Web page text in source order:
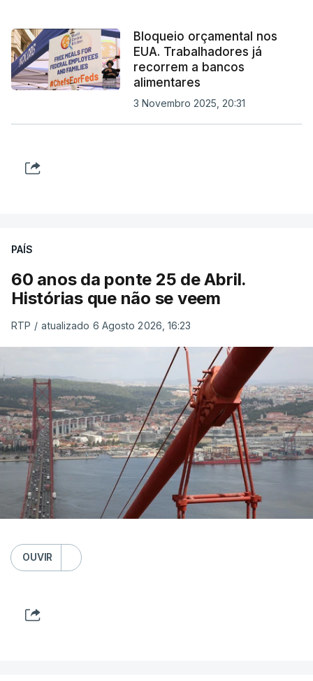
Bloqueio orçamental nos
EUA. Trabalhadores já
recorrem a bancos
alimentares
3 Novembro 2025, 20:31
PAÍS
60 anos da ponte 25 de Abril.
Histórias que não se veem
RTP / atualizado 6 Agosto 2026, 16:23
OUVIR